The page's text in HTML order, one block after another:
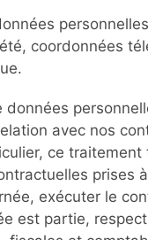
coordonnées
données
avec nos
ce
prises
exécuter le
est partie,